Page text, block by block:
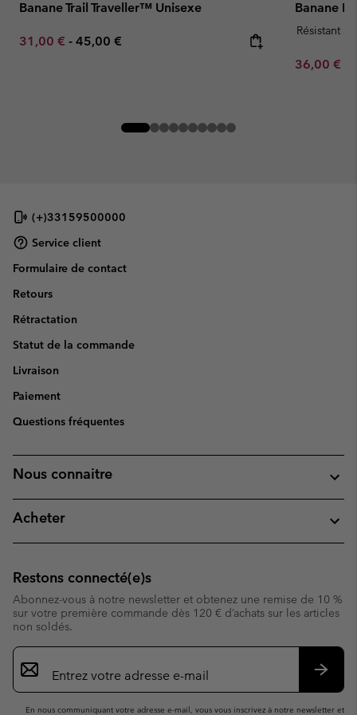
Banane Trail Traveller™ Unisexe
Minimum sale price:
31,00 € - Maximum price:
45,00 €
Banane
Résistant à
Minimum
36,00 €
(+)33159500000
Service client
Formulaire de contact
Retours
Rétractation
Statut de la commande
Livraison
Paiement
Questions fréquentes
Nous connaitre
Acheter
Restons connecté(e)s
Abonnez-vous à notre newsletter et obtenez une remise de 10 %
sur votre première commande dès 120 € d’achats sur les articles
non soldés.
Inscription
par
e-
En nous communiquant votre adresse e-mail, vous vous inscrivez à notre newsletter et